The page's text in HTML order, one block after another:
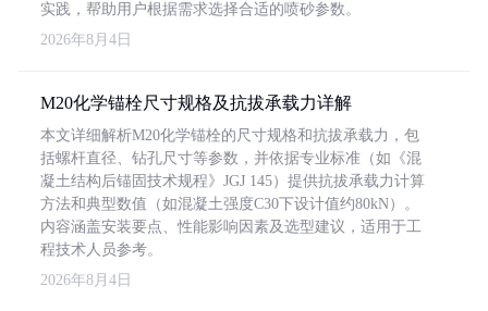
实践，帮助用户根据需求选择合适的喷砂参数。
2026年8月4日
M20化学锚栓尺寸规格及抗拔承载力详解
本文详细解析M20化学锚栓的尺寸规格和抗拔承载力，包
括螺杆直径、钻孔尺寸等参数，并依据专业标准（如《混
凝土结构后锚固技术规程》JGJ 145）提供抗拔承载力计算
方法和典型数值（如混凝土强度C30下设计值约80kN）。
内容涵盖安装要点、性能影响因素及选型建议，适用于工
程技术人员参考。
2026年8月4日